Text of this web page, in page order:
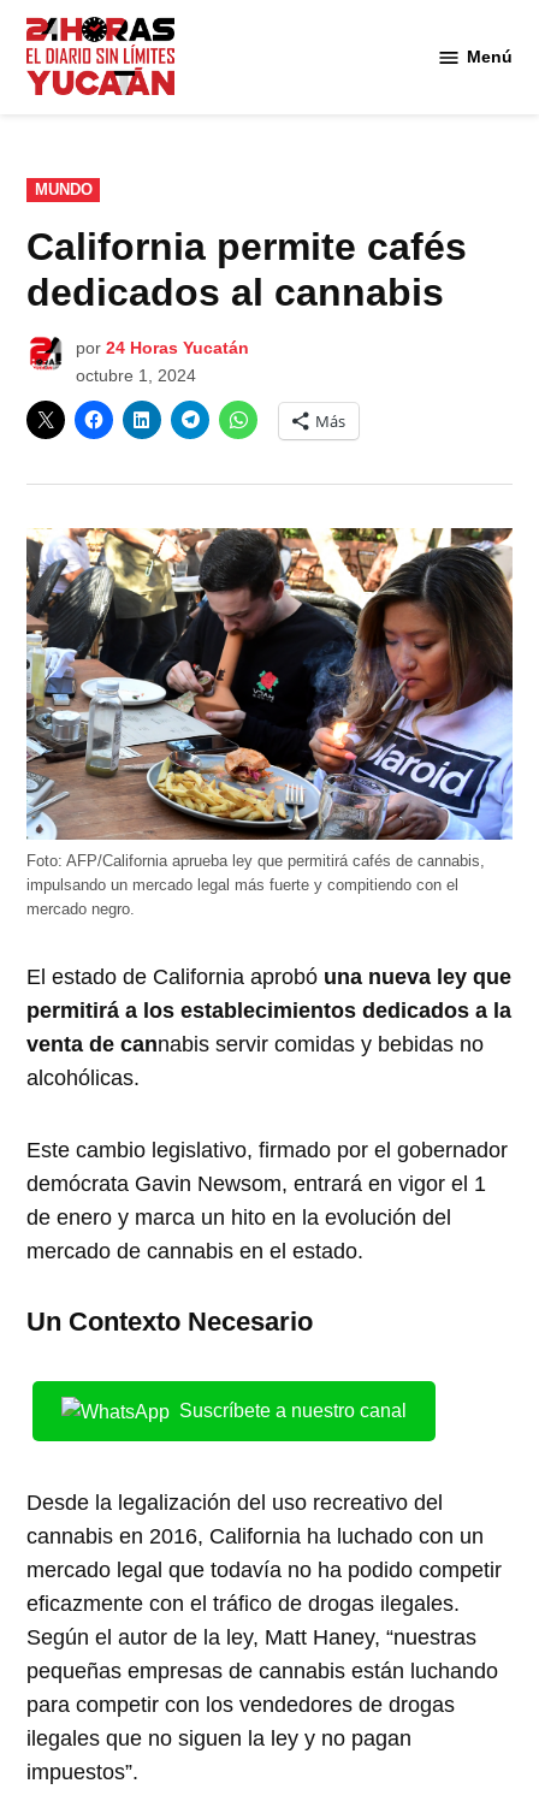
Saltar
contenido
Menú
PUBLICADO
EN
MUNDO
California permite cafés
dedicados al cannabis
por 24 Horas Yucatán
octubre 1, 2024
Más
Foto: AFP/California aprueba ley que permitirá cafés de cannabis,
impulsando un mercado legal más fuerte y compitiendo con el
mercado negro.
El estado de California aprobó una nueva ley que
permitirá a los establecimientos dedicados a la
venta de cannabis servir comidas y bebidas no
alcohólicas.
Este cambio legislativo, firmado por el gobernador
demócrata Gavin Newsom, entrará en vigor el 1
de enero y marca un hito en la evolución del
mercado de cannabis en el estado.
Un Contexto Necesario
Suscríbete a nuestro canal
Desde la legalización del uso recreativo del
cannabis en 2016, California ha luchado con un
mercado legal que todavía no ha podido competir
eficazmente con el tráfico de drogas ilegales.
Según el autor de la ley, Matt Haney, “nuestras
pequeñas empresas de cannabis están luchando
para competir con los vendedores de drogas
ilegales que no siguen la ley y no pagan
impuestos”.